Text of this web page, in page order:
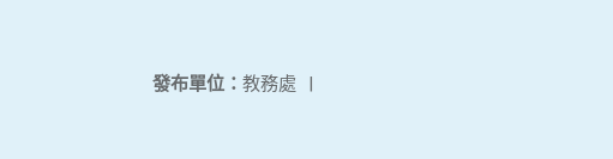
發布單位： 教務處 |